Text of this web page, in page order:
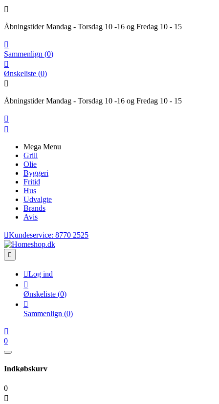

Åbningstider Mandag - Torsdag 10 -16 og Fredag 10 - 15

Sammenlign (0)

Ønskeliste (0)

Åbningstider Mandag - Torsdag 10 -16 og Fredag 10 - 15


Mega Menu
Grill
Olie
Byggeri
Fritid
Hus
Udvalgte
Brands
Avis
Kundeservice: 8770 2525

Log ind

Ønskeliste (0)

Sammenlign (0)

0
Indkøbskurv
0
